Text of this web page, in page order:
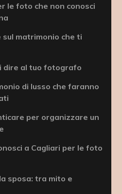
le foto che non conosci
matrimonio che ti
dire al tuo fotografo
di lusso che faranno
per organizzare un
a Cagliari per le foto
sposa: tra mito e